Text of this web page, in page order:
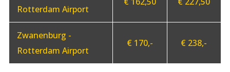
Rotterdam Airport
Zwanenburg -
Rotterdam Airport
€ 170,- € 238,-